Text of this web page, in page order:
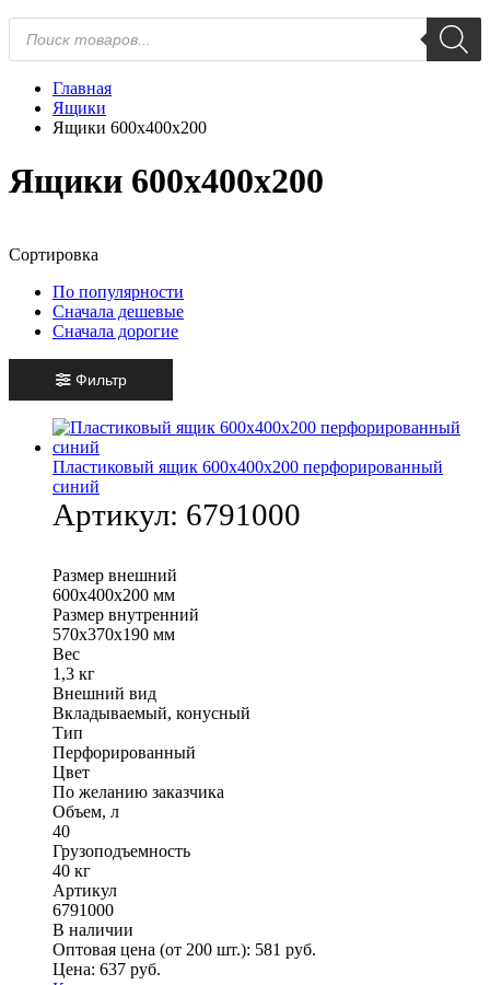
Поиск
товаров
Главная
Ящики
Ящики 600х400х200
Ящики 600х400х200
Сортировка
По популярности
Сначала дешевые
Сначала дорогие
Фильтр
Пластиковый ящик 600х400х200 перфорированный
синий
Артикул: 6791000
Размер внешний
600х400х200 мм
Размер внутренний
570х370х190 мм
Вес
1,3 кг
Внешний вид
Вкладываемый, конусный
Тип
Перфорированный
Цвет
По желанию заказчика
Объем, л
40
Грузоподъемность
40 кг
Артикул
6791000
В наличии
Оптовая цена (от 200 шт.): 581 руб.
Цена: 637 руб.